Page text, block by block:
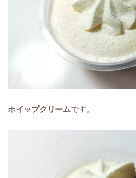
ホイップクリームです。